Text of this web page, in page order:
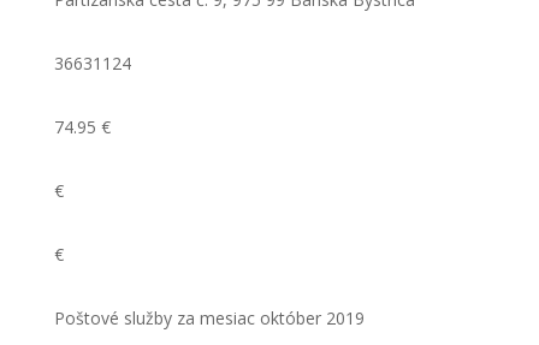
36631124
74.95 €
€
€
Poštové služby za mesiac október 2019